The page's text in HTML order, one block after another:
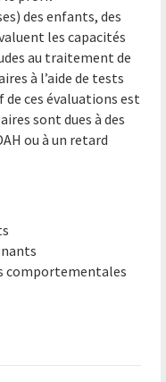
des enfants, des
les capacités
au traitement de
à l’aide de tests
ces évaluations est
sont dues à des
ou à un retard
comportementales